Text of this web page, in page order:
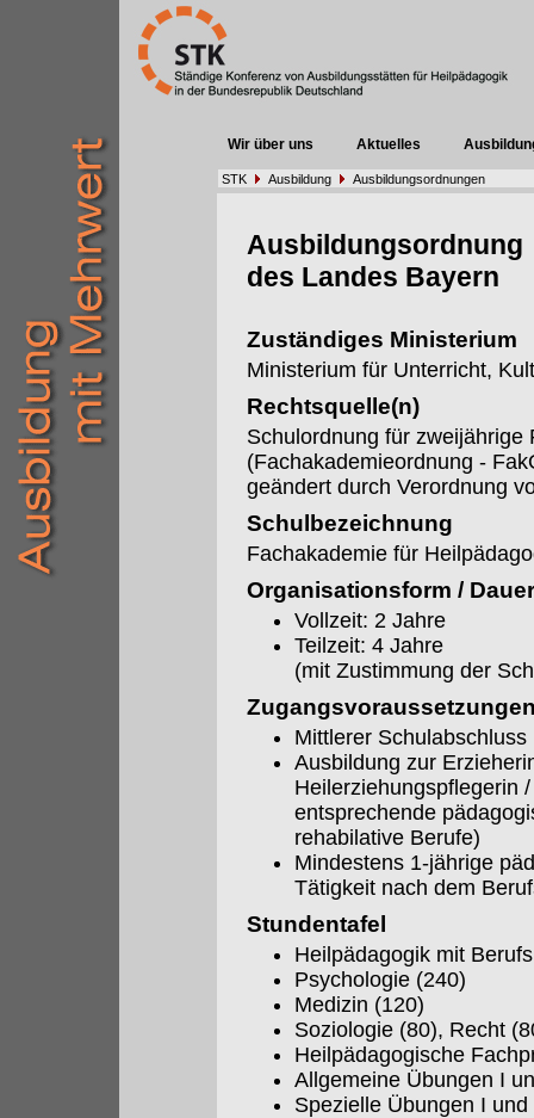
Wir über uns Aktuelles
STK Ausbildung Ausbildungsordnungen
Ausbildungsordnung
des Landes Bayern
Zuständiges Ministerium
Ministerium für Unterricht,
Rechtsquelle(n)
Schulordnung für zweijährige
(Fachakademieordnung -
geändert durch Verordnung
Schulbezeichnung
Fachakademie für
Organisationsform / Dauer
Vollzeit: 2 Jahre
Teilzeit: 4 Jahre
(mit Zustimmung der
Mittlerer Schulabschluss
Ausbildung zur
Heilerziehungspflegerin
entsprechende
rehabilative Berufe)
Mindestens 1-jährige
Tätigkeit nach dem
Stundentafel
Heilpädagogik mit
Psychologie (240)
Medizin (120)
Soziologie (80), Recht
Heilpädagogische
Allgemeine Übungen I
Spezielle Übungen I und